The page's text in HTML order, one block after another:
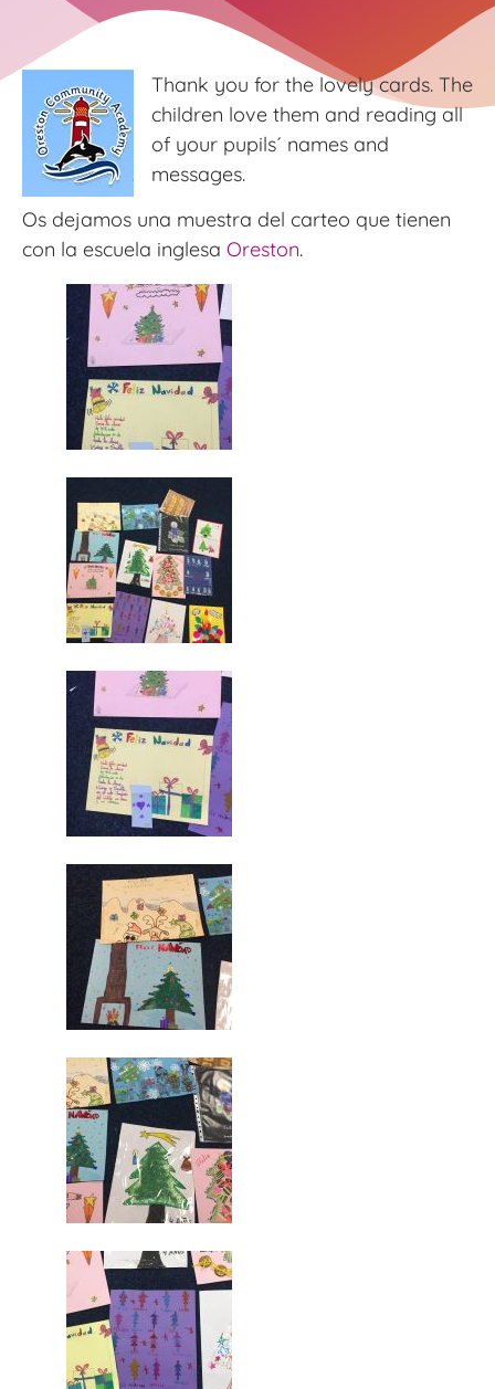
Thank you for the lovely cards. The
children love them and reading all
of your pupils´ names and
messages.
Os dejamos una muestra del carteo que tienen
con la escuela inglesa Oreston.